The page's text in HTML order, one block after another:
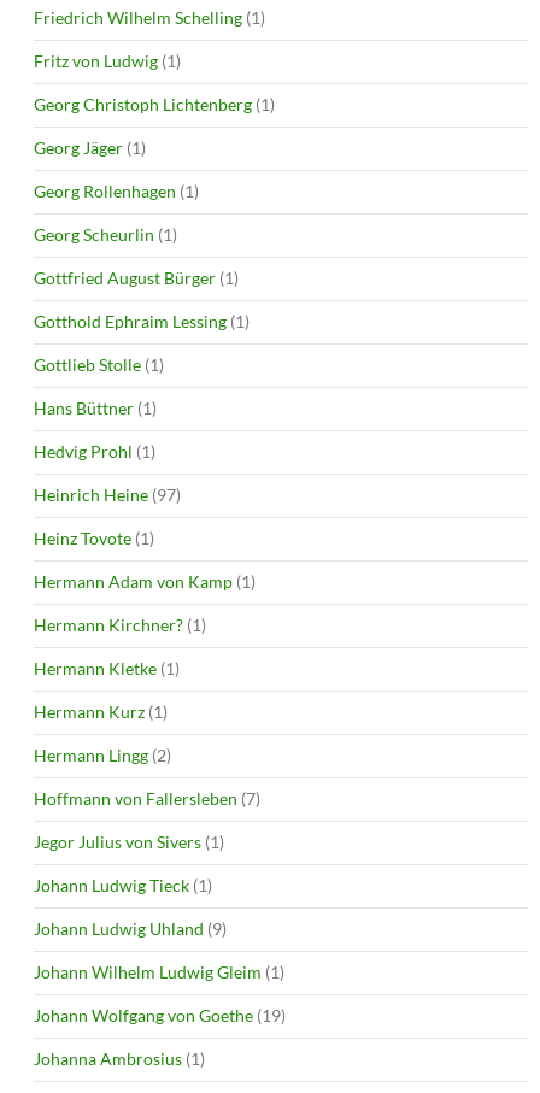
Friedrich Wilhelm Schelling (1)
Fritz von Ludwig (1)
Georg Christoph Lichtenberg (1)
Georg Jäger (1)
Georg Rollenhagen (1)
Georg Scheurlin (1)
Gottfried August Bürger (1)
Gotthold Ephraim Lessing (1)
Gottlieb Stolle (1)
Hans Büttner (1)
Hedvig Prohl (1)
Heinrich Heine (97)
Heinz Tovote (1)
Hermann Adam von Kamp (1)
Hermann Kirchner? (1)
Hermann Kletke (1)
Hermann Kurz (1)
Hermann Lingg (2)
Hoffmann von Fallersleben (7)
Jegor Julius von Sivers (1)
Johann Ludwig Tieck (1)
Johann Ludwig Uhland (9)
Johann Wilhelm Ludwig Gleim (1)
Johann Wolfgang von Goethe (19)
Johanna Ambrosius (1)